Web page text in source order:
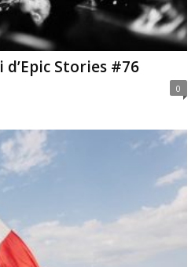
d’Epic Stories #76
0